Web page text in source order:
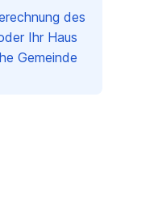
des
Ihr Haus
Gemeinde